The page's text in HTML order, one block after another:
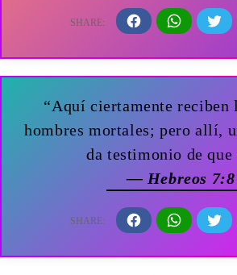
“Aquí ciertamente reciben
hombres mortales; pero allí,
da testimonio de que
— Hebreos 7:8